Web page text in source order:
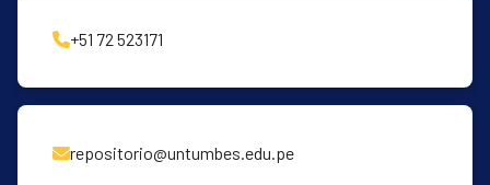
+51 72 523171
repositorio@untumbes.edu.pe